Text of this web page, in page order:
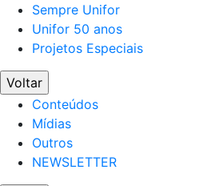
Sempre Unifor
Unifor 50 anos
Projetos Especiais
Voltar
Conteúdos
Mídias
Outros
NEWSLETTER